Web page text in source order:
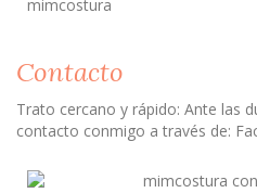
Contacto
Trato cercano y rápido: Ante las
contacto conmigo a través de: